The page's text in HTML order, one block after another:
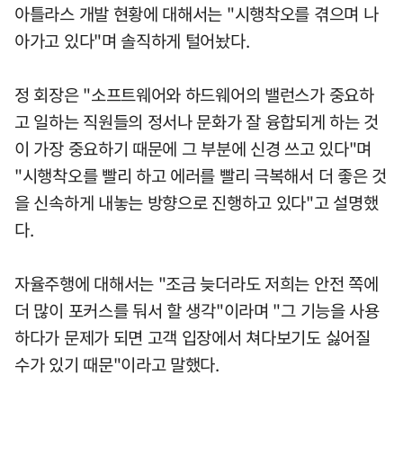
아틀라스 개발 현황에 대해서는 "시행착오를 겪으며 나
아가고 있다"며 솔직하게 털어놨다.
정 회장은 "소프트웨어와 하드웨어의 밸런스가 중요하
고 일하는 직원들의 정서나 문화가 잘 융합되게 하는 것
이 가장 중요하기 때문에 그 부분에 신경 쓰고 있다"며
"시행착오를 빨리 하고 에러를 빨리 극복해서 더 좋은 것
을 신속하게 내놓는 방향으로 진행하고 있다"고 설명했
다.
자율주행에 대해서는 "조금 늦더라도 저희는 안전 쪽에
더 많이 포커스를 둬서 할 생각"이라며 "그 기능을 사용
하다가 문제가 되면 고객 입장에서 쳐다보기도 싫어질
수가 있기 때문"이라고 말했다.